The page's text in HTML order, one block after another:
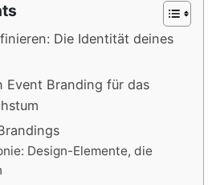
Die Identität deines
Event Branding für das
Design-Elemente, die